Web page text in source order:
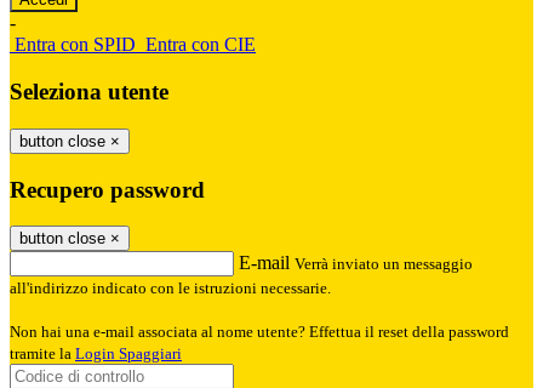
-
Entra con SPID Entra con CIE
Seleziona utente
button close ×
Recupero password
button close ×
E-mail Verrà inviato un messaggio
all'indirizzo indicato con le istruzioni necessarie.
Non hai una e-mail associata al nome utente? Effettua il reset della password
tramite la Login Spaggiari